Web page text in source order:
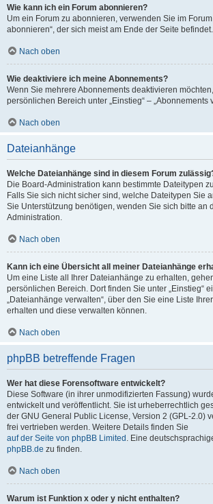
Wie kann ich ein Forum abonnieren?
Um ein Forum zu abonnieren, verwenden Sie im
abonnieren“, der sich meist am Ende der Seite befindet.
Nach oben
Wie deaktiviere ich meine Abonnements?
Wenn Sie mehrere Abonnements deaktivieren
persönlichen Bereich unter „Einstieg“ – „Abonnements
Nach oben
Dateianhänge
Welche Dateianhänge sind in diesem Forum
Die Board-Administration kann bestimmte Dateitypen
Falls Sie sich nicht sicher sind, welche Dateitypen Sie
Sie Unterstützung benötigen, wenden Sie sich bitte an
Administration.
Nach oben
Kann ich eine Übersicht all meiner Dateianhänge
Um eine Liste all Ihrer Dateianhänge zu erhalten,
persönlichen Bereich. Dort finden Sie unter „Einstieg“
„Dateianhänge verwalten“, über den Sie eine Liste
erhalten und diese verwalten können.
Nach oben
phpBB betreffende Fragen
Wer hat diese Forensoftware entwickelt?
Diese Software (in ihrer unmodifizierten Fassung)
entwickelt und veröffentlicht. Sie ist urheberrechtlich
der GNU General Public License, Version 2 (GPL-2.0)
frei vertrieben werden. Weitere Details finden Sie
auf der Seite von phpBB Limited . Eine
phpBB.de zu finden.
Nach oben
Warum ist Funktion x oder y nicht enthalten?